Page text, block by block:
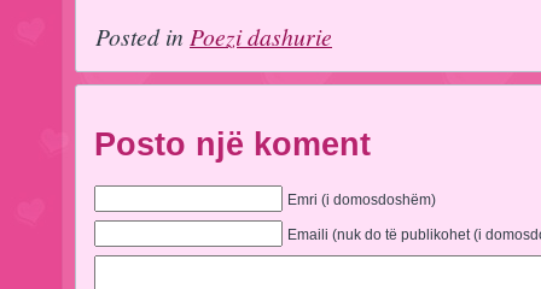
Posted in Poezi dashurie
Posto një koment
Emri (i domosdoshëm)
Emaili (nuk do të publikohet (i